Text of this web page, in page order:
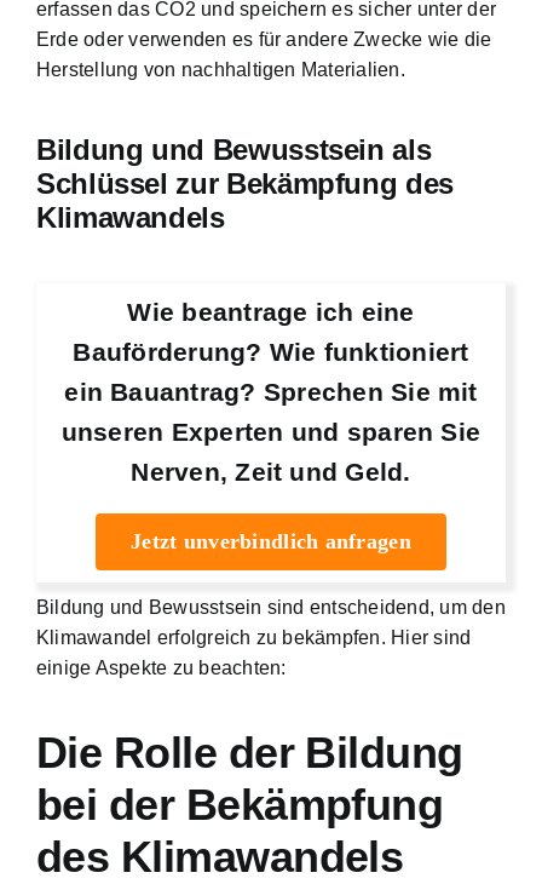
erfassen das CO2 und speichern es sicher unter der
Erde oder verwenden es für andere Zwecke wie die
Herstellung von nachhaltigen Materialien.
Bildung und Bewusstsein als
Schlüssel zur Bekämpfung des
Klimawandels
Wie beantrage ich eine
Bauförderung? Wie funktioniert
ein Bauantrag? Sprechen Sie mit
unseren Experten und sparen Sie
Nerven, Zeit und Geld.
Jetzt unverbindlich anfragen
Bildung und Bewusstsein sind entscheidend, um den
Klimawandel erfolgreich zu bekämpfen. Hier sind
einige Aspekte zu beachten:
Die Rolle der Bildung
bei der Bekämpfung
des Klimawandels